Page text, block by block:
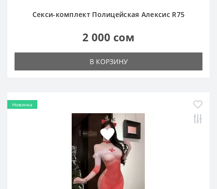
Секси-комплект Полицейская Алексис R75
2 000 сом
В КОРЗИНУ
Новинка